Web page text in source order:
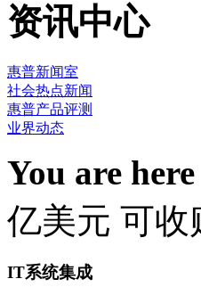
资讯中心
惠普新闻室
社会热点新闻
惠普产品评测
业界动态
You are
亿美元 可
IT系统集成